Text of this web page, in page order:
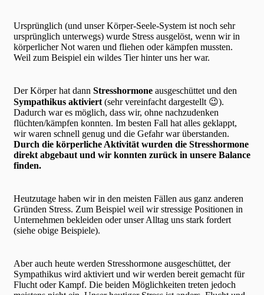
Ursprünglich (und unser Körper-Seele-System ist noch sehr
ursprünglich unterwegs) wurde Stress ausgelöst, wenn wir in
körperlicher Not waren und fliehen oder kämpfen mussten.
Weil zum Beispiel ein wildes Tier hinter uns her war.
Der Körper hat dann Stresshormoneausgeschüttet und den
Sympathikus aktiviert(sehr vereinfacht dargestellt 😉).
Dadurch war es möglich, dass wir, ohne nachzudenken
flüchten/kämpfen konnten. Im besten Fall hat alles geklappt,
wir waren schnell genug und die Gefahr war überstanden.
Durch die körperliche Aktivität wurden die Stresshormone
direkt abgebaut und wir konnten zurück in unsere Balance
finden.
Heutzutage haben wir in den meisten Fällen aus ganz anderen
Gründen Stress. Zum Beispiel weil wir stressige Positionen in
Unternehmen bekleiden oder unser Alltag uns stark fordert
(siehe obige Beispiele).
Aber auch heute werden Stresshormone ausgeschüttet, der
Sympathikus wird aktiviert und wir werden bereit gemacht für
Flucht oder Kampf. Die beiden Möglichkeiten treten jedoch